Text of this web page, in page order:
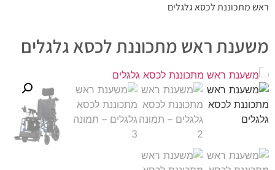
ראש מתכוננת לכסא גלגלים
משענת ראש מתכוננת לכסא גלגלים